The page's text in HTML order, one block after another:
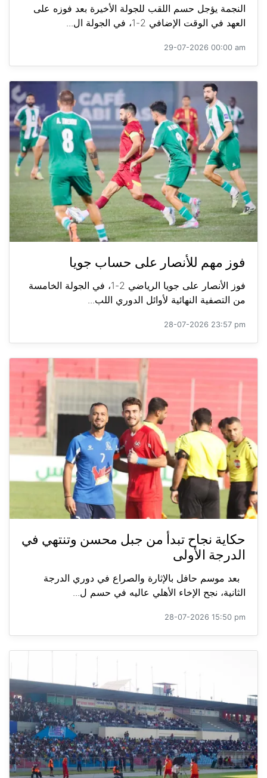
النجمة يؤجل حسم اللقب للجولة الأخيرة بعد فوزه على
العهد في الوقت الإضافي 2-1، في الجولة ال...
29-07-2026 00:00 am
فوز مهم للأنصار على حساب جويا
فوز الأنصار على جويا الرياضي 2-1، في الجولة الخامسة
من التصفية النهائية لأوائل الدوري اللب...
28-07-2026 23:57 pm
حكاية نجاح تبدأ من جبل محسن وتنتهي في
الدرجة الأولى
بعد موسم حافل بالإثارة والصراع في دوري الدرجة
الثانية، نجح الإخاء الأهلي عاليه في حسم ل...
28-07-2026 15:50 pm